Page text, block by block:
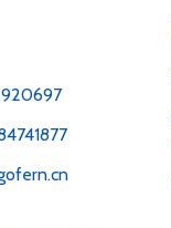
24...
12v 24v AC
1...